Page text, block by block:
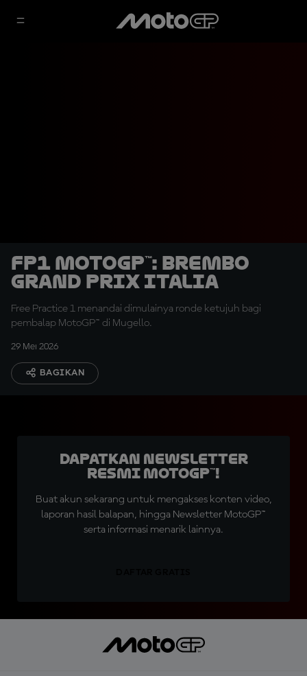
FP1 MotoGP™: Brembo
Grand Prix Italia
Free Practice 1 menandai dimulainya ronde ketujuh bagi
pembalap MotoGP™ di Mugello.
29 Mei 2026
BAGIKAN
Dapatkan Newsletter
Resmi MotoGP™!
Buat akun sekarang untuk mengakses konten video,
laporan hasil balapan, hingga Newsletter MotoGP™
serta informasi menarik lainnya.